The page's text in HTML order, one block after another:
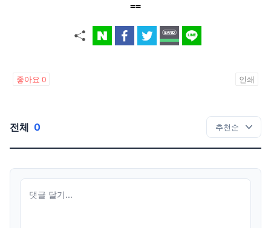
==
좋아요 0 인쇄
전체 0